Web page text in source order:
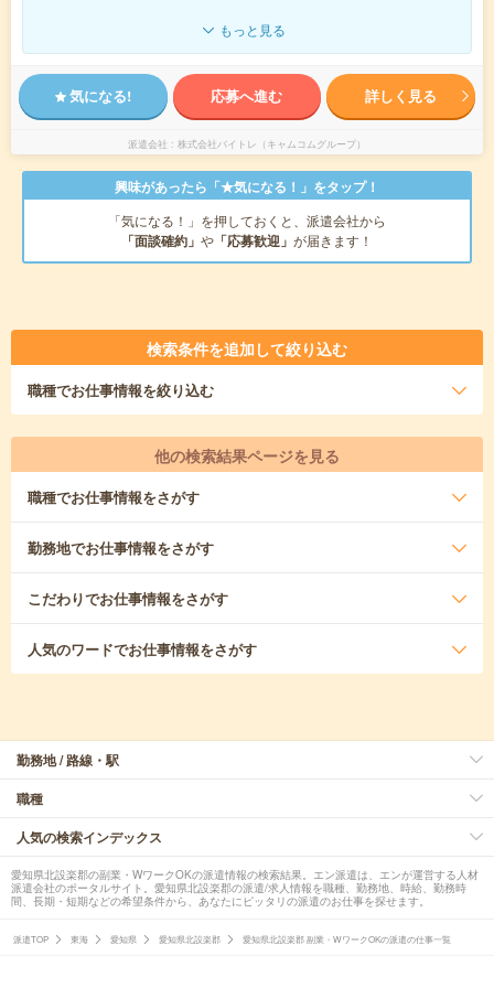
もっと見る
気になる! 応募へ進む 詳しく見る
派遣会社 株式会社バイトレ（キャムコムグループ）
興味があったら「★気になる！」をタップ！
「気になる！」を押しておくと、派遣会社から
「面談確約」 や 「応募歓迎」 が届きます！
検索条件を追加して絞り込む
職種でお仕事情報を絞り込む
他の検索結果ページを見る
職種でお仕事情報をさがす
勤務地でお仕事情報をさがす
こだわりでお仕事情報をさがす
人気のワードでお仕事情報をさがす
勤務地 / 路線・駅
職種
人気の検索インデックス
愛知県北設楽郡の副業・WワークOKの派遣情報の検索結果。エン派遣は、エンが運営する人材
派遣会社のポータルサイト。愛知県北設楽郡の派遣/求人情報を職種、勤務地、時給、勤務時
間、長期・短期などの希望条件から、あなたにピッタリの派遣のお仕事を探せます。
派遣TOP 東海 愛知県 愛知県北設楽郡 愛知県北設楽郡 副業・WワークOKの派遣の仕事一覧